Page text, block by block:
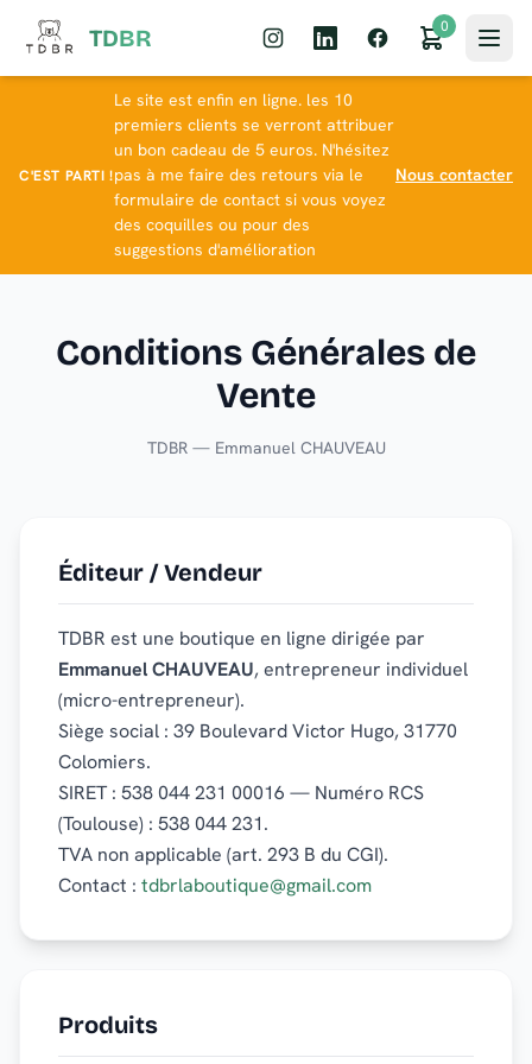
TDBR 0
C'EST PARTI !
Le site est enfin en ligne. les 10
premiers clients se verront attribuer
un bon cadeau de 5 euros. N'hésitez
pas à me faire des retours via le
formulaire de contact si vous voyez
des coquilles ou pour des
suggestions d'amélioration
Nous contacter
Conditions Générales de
Vente
TDBR — Emmanuel CHAUVEAU
Éditeur / Vendeur
TDBR est une boutique en ligne dirigée par
Emmanuel CHAUVEAU, entrepreneur individuel
(micro-entrepreneur).
Siège social : 39 Boulevard Victor Hugo, 31770
Colomiers.
SIRET : 538 044 231 00016 — Numéro RCS
(Toulouse) : 538 044 231.
TVA non applicable (art. 293 B du CGI).
Contact : tdbrlaboutique@gmail.com
Produits